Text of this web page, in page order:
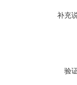
补充
验